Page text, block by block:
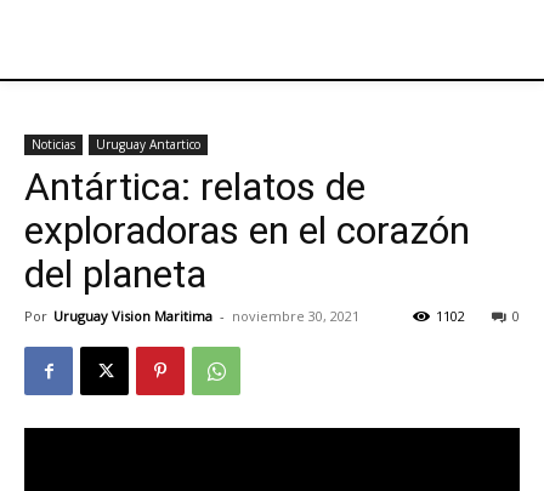
Noticias Uruguay Antartico
Antártica: relatos de
exploradoras en el corazón
del planeta
Por Uruguay Vision Maritima - noviembre 30, 2021 0
1102